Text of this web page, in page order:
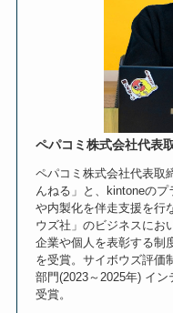
ペパコミ株式会社代表
ペパコミ株式会社代表取
んねる」と、kintoneの
や内製化を伴走支援を行
ウズ社」のビジネスにお
企業や個人を表彰する制
を受賞。サイボウズ評価
部門(2023～2025年) イン
受賞。